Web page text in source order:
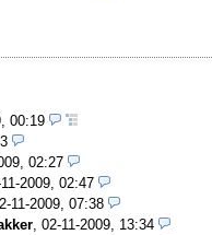
00:19
02:27
2009, 02:47
11-2009, 07:38
02-11-2009, 13:34